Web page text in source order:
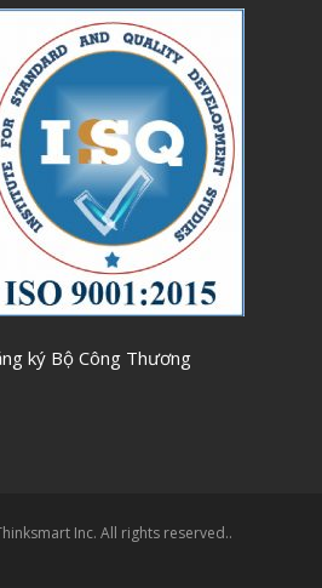
Inc. All rights reserved..